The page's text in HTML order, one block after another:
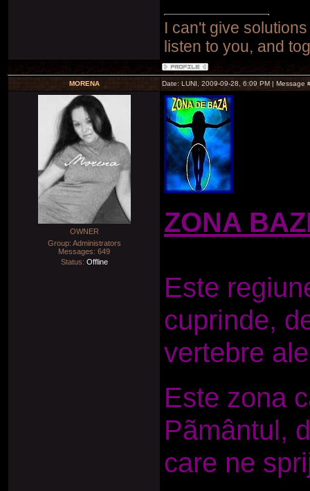
I can't give
listen to you, and
MORENA Date: LUNI, 2009-09-28, 6:09 PM | Message
OWNER
Group: Administrators
Messages: 649
Status: Offline
ZONA
Este
cuprinde,
vertebre
Este zona
Pãmântul,
care ne